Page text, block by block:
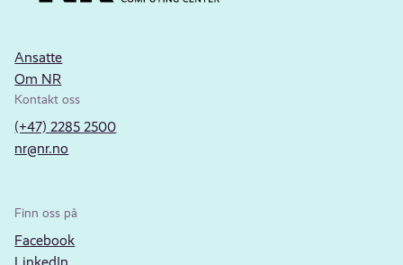
Ansatte
Om NR
Kontakt oss
(+47) 2285 2500
nr@nr.no
Finn oss på
Facebook